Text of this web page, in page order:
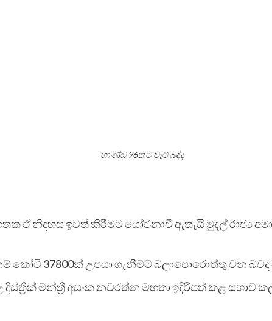
භාණ්ඩ 96කට වැට් බද්ද
ඒ නිදහස ඉවත් කිරීමට යෝජනාවී ඇතැයි මුදල් රාජ්‍ය
කෝටි 37800ක් උපයා ගැනීමට බලාපොරොත්තු වන
දිස්ත්‍රික් මන්ත්‍රී අසංක නවරත්න මහතා ඉදිරිපත් කළ සභාව